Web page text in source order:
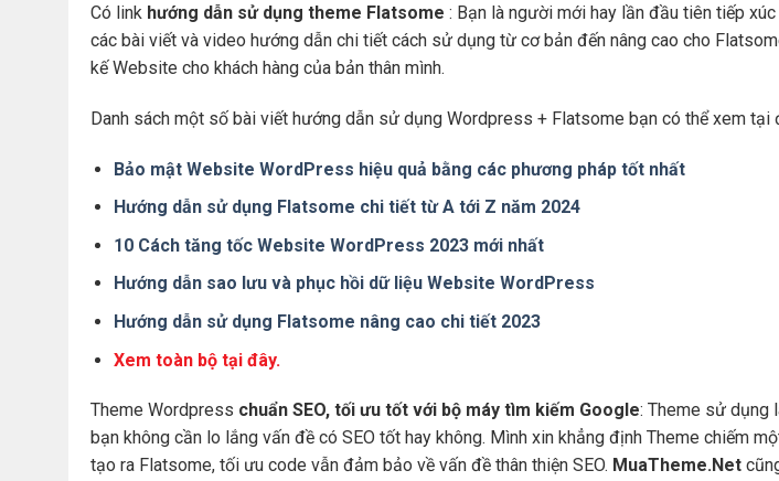
Có link hướng dẫn sử dụng theme Flatsome : Bạn là người mới hay lần đầu tiên tiếp
các bài viết và video hướng dẫn chi tiết cách sử dụng từ cơ bản đến nâng cao cho
kế Website cho khách hàng của bản thân mình.
Danh sách một số bài viết hướng dẫn sử dụng Wordpress + Flatsome bạn có thể xem tại
Bảo mật Website WordPress hiệu quả bằng các phương pháp tốt nhất
Hướng dẫn sử dụng Flatsome chi tiết từ A tới Z năm 2024
10 Cách tăng tốc Website WordPress 2023 mới nhất
Hướng dẫn sao lưu và phục hồi dữ liệu Website WordPress
Hướng dẫn sử dụng Flatsome nâng cao chi tiết 2023
Xem toàn bộ tại đây.
Theme Wordpress chuẩn SEO, tối ưu tốt với bộ máy tìm kiếm Google: Theme sử dụng
bạn không cần lo lắng vấn đề có SEO tốt hay không. Mình xin khẳng định Theme chiếm
tạo ra Flatsome, tối ưu code vẫn đảm bảo về vấn đề thân thiện SEO. MuaTheme.Net